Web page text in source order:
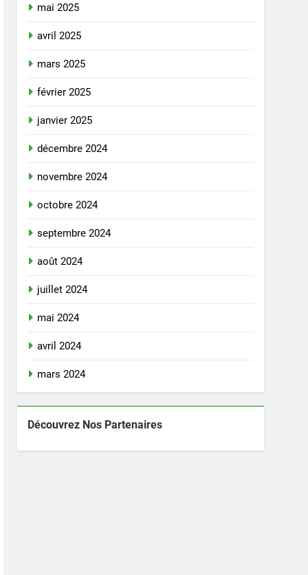
mai 2025
avril 2025
mars 2025
février 2025
janvier 2025
décembre 2024
novembre 2024
octobre 2024
septembre 2024
août 2024
juillet 2024
mai 2024
avril 2024
mars 2024
Découvrez Nos Partenaires